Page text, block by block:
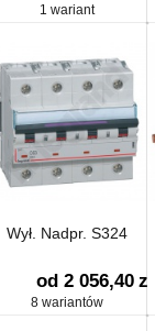
1 wariant
Wył. Nadpr. S324
od 2 056,40 zł
8 wariantów